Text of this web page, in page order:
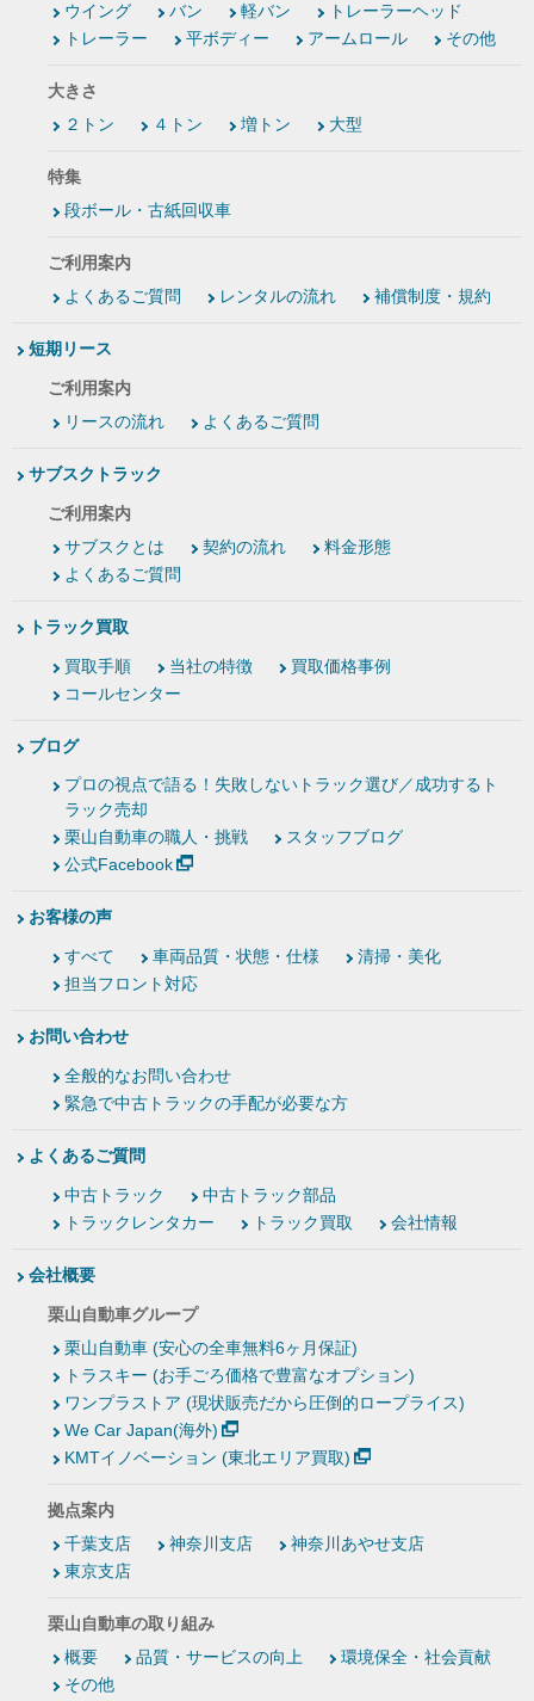
ウイング
バン 軽バン
トレーラーヘッド
トレーラー
平ボディー アームロール その他
大きさ
２トン
４トン 増トン 大型
特集
段ボール・古紙回収車
ご利用案内
よくあるご質問
レンタルの流れ 補償制度・規約
短期リース
ご利用案内
リースの流れ
よくあるご質問
サブスクトラック
ご利用案内
サブスクとは
契約の流れ
料金形態
よくあるご質問
トラック買取
買取手順 当社の特徴
買取価格事例
コールセンター
ブログ
プロの視点で語る！失敗しないトラック選び／成功するト
ラック売却
栗山自動車の職人・挑戦
スタッフブログ
公式Facebook
お客様の声
すべて 車両品質・状態・仕様
清掃・美化
担当フロント対応
お問い合わせ
全般的なお問い合わせ
緊急で中古トラックの手配が必要な方
よくあるご質問
中古トラック
中古トラック部品
トラックレンタカー
トラック買取 会社情報
会社概要
栗山自動車グループ
栗山自動車 (安心の全車無料6ヶ月保証)
トラスキー (お手ごろ価格で豊富なオプション)
ワンプラストア (現状販売だから圧倒的ロープライス)
We Car Japan(海外)
KMTイノベーション (東北エリア買取)
拠点案内
千葉支店
神奈川支店
神奈川あやせ支店
東京支店
栗山自動車の取り組み
概要
品質・サービスの向上
環境保全・社会貢献
その他